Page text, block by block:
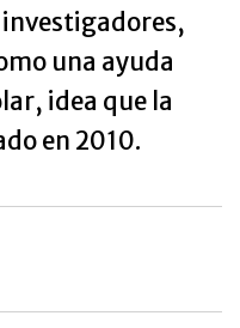
investigadores,
una ayuda
idea que la
en 2010.